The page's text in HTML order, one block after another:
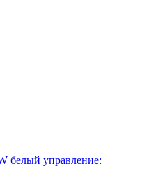
белый управление: